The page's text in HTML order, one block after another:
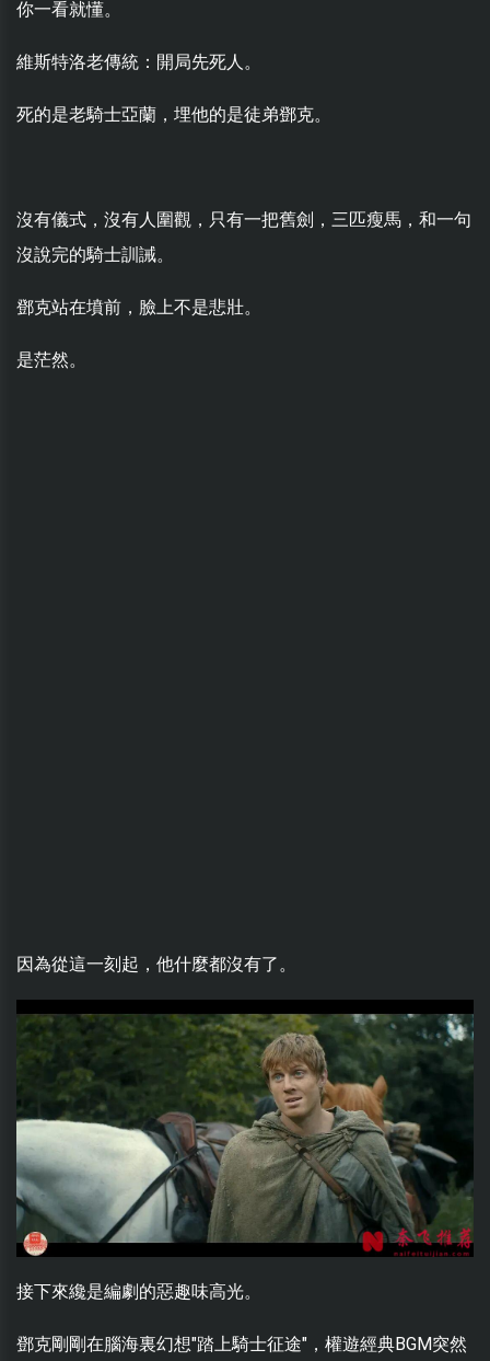
你一看就懂。
維斯特洛老傳統：開局先死人。
死的是老騎士亞蘭，埋他的是徒弟鄧克。
沒有儀式，沒有人圍觀，只有一把舊劍，三匹瘦馬，和一句
沒說完的騎士訓誡。
鄧克站在墳前，臉上不是悲壯。
是茫然。
因為從這一刻起，他什麼都沒有了。
接下來纔是編劇的惡趣味高光。
鄧克剛剛在腦海裏幻想"踏上騎士征途"，權遊經典BGM突然